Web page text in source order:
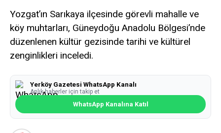
Yozgat’ın Sarıkaya ilçesinde görevli mahalle ve
köy muhtarları, Güneydoğu Anadolu Bölgesi’nde
düzenlenen kültür gezisinde tarihi ve kültürel
zenginlikleri inceledi.
Yerköy Gazetesi WhatsApp Kanalı
Anlık haberler için takip et
WhatsApp Kanalına Katıl